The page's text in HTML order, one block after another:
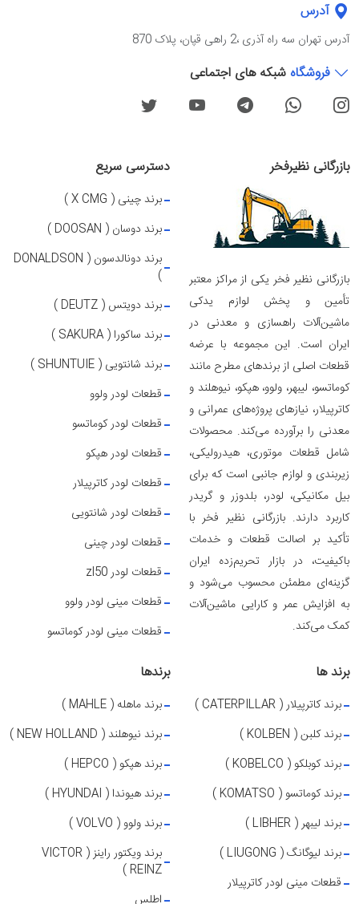
آدرس
آدرس تهران سه راه آذرى ،2 راهی قپان، پلاک 870
فروشگاه شبکه های اجتماعی
بازرگانی نظیرفخر
بازرگانی نظیر فخر یکی از مراکز معتبر
تأمین و پخش لوازم یدکی
ماشین‌آلات راهسازی و معدنی در
ایران است. این مجموعه با عرضه
قطعات اصلی از برندهای مطرح مانند
کوماتسو، لیبهر، ولوو، هپکو، نیوهلند و
کاترپیلار، نیازهای پروژه‌های عمرانی و
معدنی را برآورده می‌کند. محصولات
شامل قطعات موتوری، هیدرولیکی،
زیربندی و لوازم جانبی است که برای
بیل مکانیکی، لودر، بلدوزر و گریدر
کاربرد دارند. بازرگانی نظیر فخر با
تأکید بر اصالت قطعات و خدمات
باکیفیت، در بازار تحریم‌زده ایران
گزینه‌ای مطمئن محسوب می‌شود و
به افزایش عمر و کارایی ماشین‌آلات
کمک می‌کند.
دسترسی سریع
برند چینی ( X CMG )
برند دوسان ( DOOSAN )
برند دونالدسون ( DONALDSON
)
برند دویتس ( DEUTZ )
برند ساکورا ( SAKURA )
برند شانتویی ( SHUNTUIE )
قطعات لودر ولوو
قطعات لودر کوماتسو
قطعات لودر هپکو
قطعات لودر کاترپیلار
قطعات لودر شانتویی
قطعات لودر چینی
قطعات لودر zl50
قطعات مینی لودر ولوو
قطعات مینی لودر کوماتسو
برند ها
برند کاترپیلار ( CATERPILLAR )
برند کلبن ( KOLBEN )
برند کوبلکو ( KOBELCO )
برند کوماتسو ( KOMATSO )
برند لیبهر ( LIBHER )
برند لیوگانگ ( LIUGONG )
قطعات مینی لودر کاترپیلار
برندها
برند ماهله ( MAHLE )
برند نیوهلند ( NEW HOLLAND )
برند هپکو ( HEPCO )
برند هیوندا ( HYUNDAI )
برند ولوو ( VOLVO )
برند ویکتور راینز ( VICTOR
REINZ )
اطلس